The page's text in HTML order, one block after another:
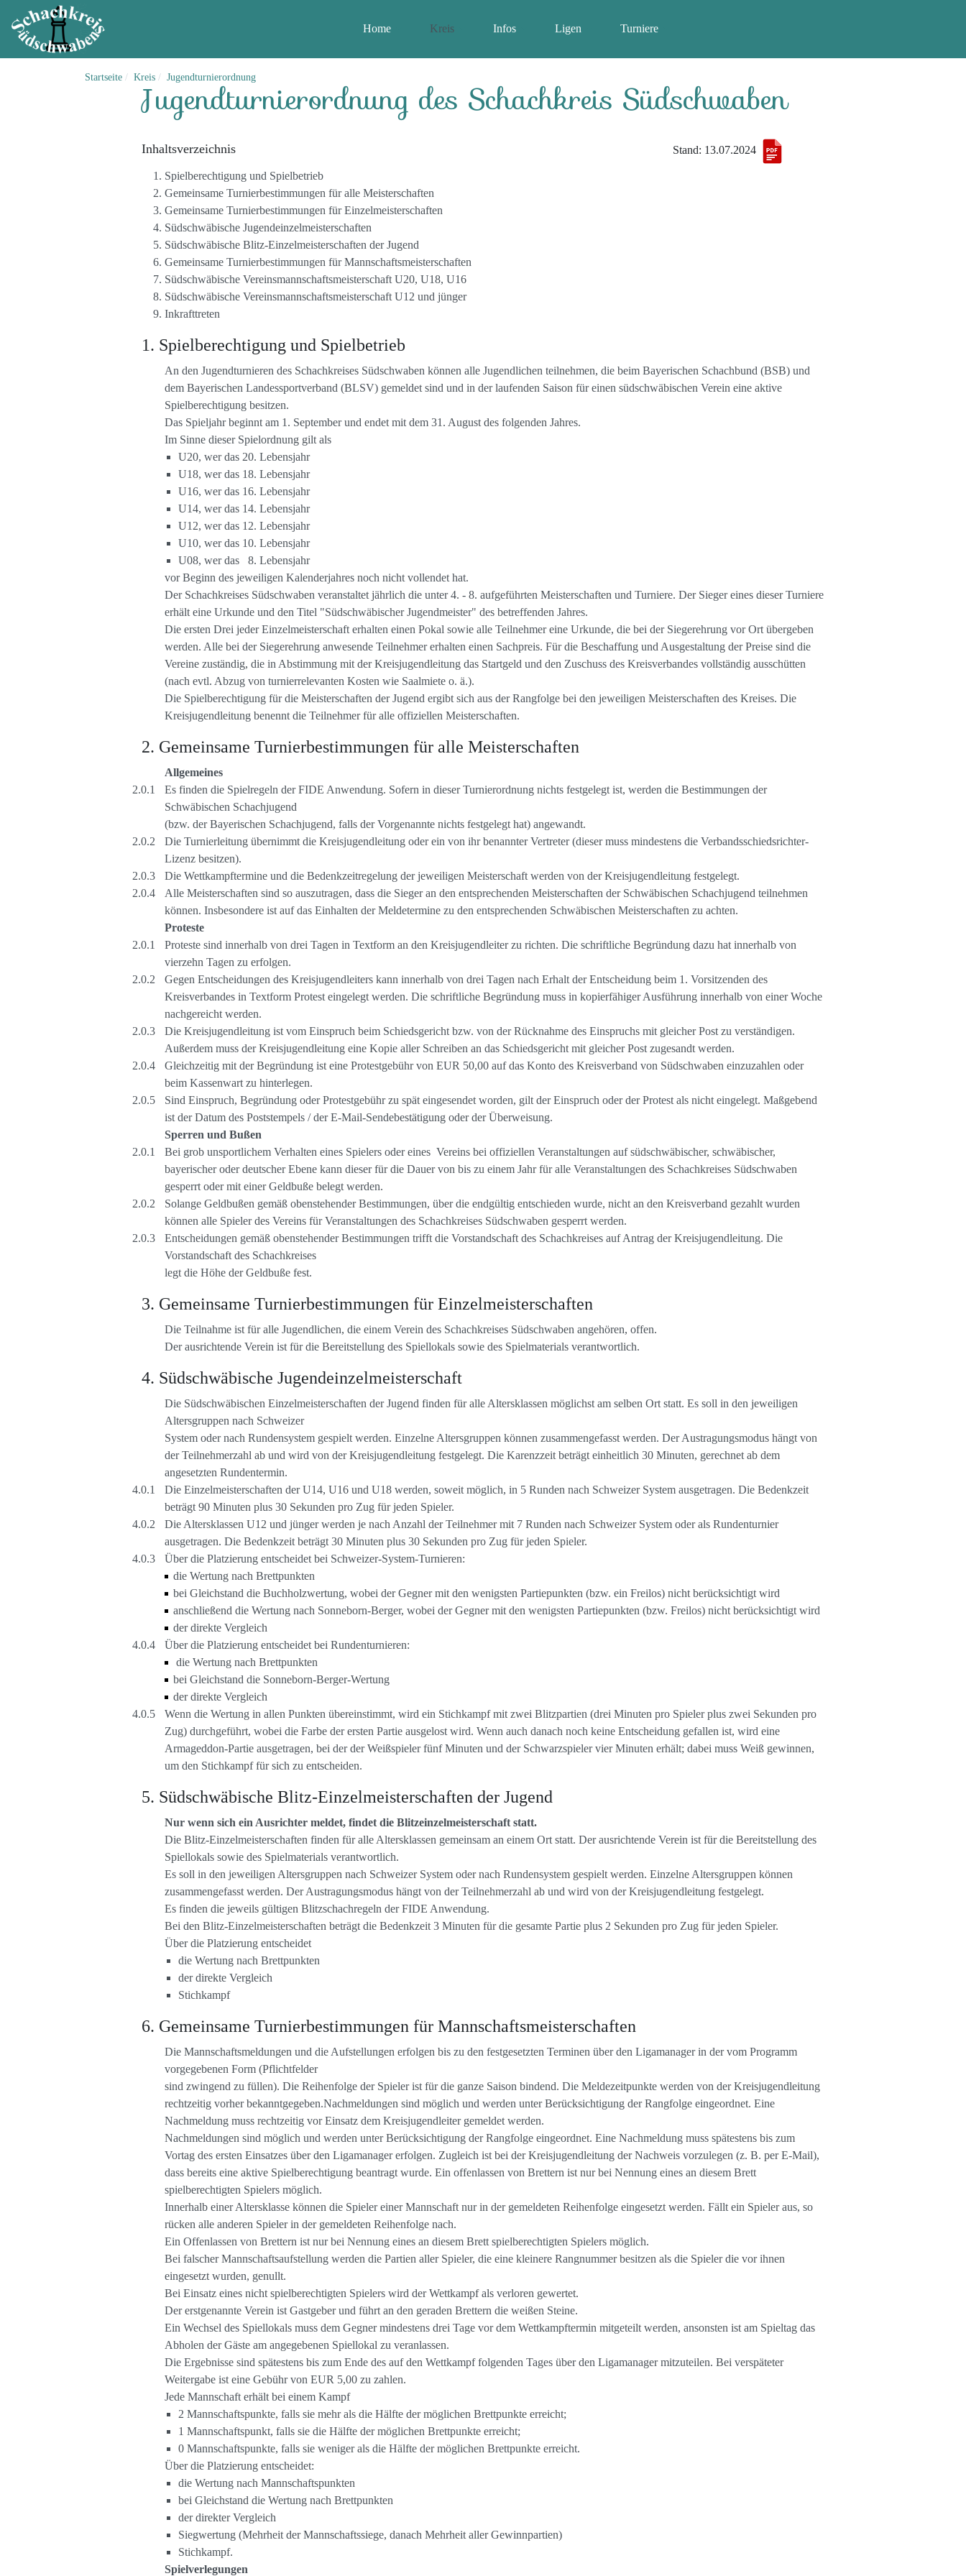
Home Kreis Infos Ligen Turniere
Startseite Kreis Jugendturnierordnung
Jugendturnierordnung des Schachkreis Südschwaben
Inhaltsverzeichnis Stand: 13.07.2024
Spielberechtigung und Spielbetrieb
Gemeinsame Turnierbestimmungen für alle Meisterschaften
Gemeinsame Turnierbestimmungen für Einzelmeisterschaften
Südschwäbische Jugendeinzelmeisterschaften
Südschwäbische Blitz-Einzelmeisterschaften der Jugend
Gemeinsame Turnierbestimmungen für Mannschaftsmeisterschaften
Südschwäbische Vereinsmannschaftsmeisterschaft U20, U18, U16
Südschwäbische Vereinsmannschaftsmeisterschaft U12 und jünger
Inkrafttreten
Spielberechtigung und Spielbetrieb
An den Jugendturnieren des Schachkreises Südschwaben können alle Jugendlichen teilnehmen, die beim Bayerischen Schachbund (BSB) und
dem Bayerischen Landessportverband (BLSV) gemeldet sind und in der laufenden Saison für einen südschwäbischen Verein eine aktive
Spielberechtigung besitzen.
Das Spieljahr beginnt am 1. September und endet mit dem 31. August des folgenden Jahres.
Im Sinne dieser Spielordnung gilt als
U20, wer das 20. Lebensjahr
U18, wer das 18. Lebensjahr
U16, wer das 16. Lebensjahr
U14, wer das 14. Lebensjahr
U12, wer das 12. Lebensjahr
U10, wer das 10. Lebensjahr
U08, wer das 8. Lebensjahr
vor Beginn des jeweiligen Kalenderjahres noch nicht vollendet hat.
Der Schachkreises Südschwaben veranstaltet jährlich die unter 4. - 8. aufgeführten Meisterschaften und Turniere. Der Sieger eines dieser Turniere
erhält eine Urkunde und den Titel "Südschwäbischer Jugendmeister" des betreffenden Jahres.
Die ersten Drei jeder Einzelmeisterschaft erhalten einen Pokal sowie alle Teilnehmer eine Urkunde, die bei der Siegerehrung vor Ort übergeben
werden. Alle bei der Siegerehrung anwesende Teilnehmer erhalten einen Sachpreis. Für die Beschaffung und Ausgestaltung der Preise sind die
Vereine zuständig, die in Abstimmung mit der Kreisjugendleitung das Startgeld und den Zuschuss des Kreisverbandes vollständig ausschütten
(nach evtl. Abzug von turnierrelevanten Kosten wie Saalmiete o. ä.).
Die Spielberechtigung für die Meisterschaften der Jugend ergibt sich aus der Rangfolge bei den jeweiligen Meisterschaften des Kreises. Die
Kreisjugendleitung benennt die Teilnehmer für alle offiziellen Meisterschaften.
Gemeinsame Turnierbestimmungen für alle Meisterschaften
Allgemeines
Es finden die Spielregeln der FIDE Anwendung. Sofern in dieser Turnierordnung nichts festgelegt ist, werden die Bestimmungen der
Schwäbischen Schachjugend
(bzw. der Bayerischen Schachjugend, falls der Vorgenannte nichts festgelegt hat) angewandt.
Die Turnierleitung übernimmt die Kreisjugendleitung oder ein von ihr benannter Vertreter (dieser muss mindestens die Verbandsschiedsrichter-
Lizenz besitzen).
Die Wettkampftermine und die Bedenkzeitregelung der jeweiligen Meisterschaft werden von der Kreisjugendleitung festgelegt.
Alle Meisterschaften sind so auszutragen, dass die Sieger an den entsprechenden Meisterschaften der Schwäbischen Schachjugend teilnehmen
können. Insbesondere ist auf das Einhalten der Meldetermine zu den entsprechenden Schwäbischen Meisterschaften zu achten.
Proteste
Proteste sind innerhalb von drei Tagen in Textform an den Kreisjugendleiter zu richten. Die schriftliche Begründung dazu hat innerhalb von
vierzehn Tagen zu erfolgen.
Gegen Entscheidungen des Kreisjugendleiters kann innerhalb von drei Tagen nach Erhalt der Entscheidung beim 1. Vorsitzenden des
Kreisverbandes in Textform Protest eingelegt werden. Die schriftliche Begründung muss in kopierfähiger Ausführung innerhalb von einer Woche
nachgereicht werden.
Die Kreisjugendleitung ist vom Einspruch beim Schiedsgericht bzw. von der Rücknahme des Einspruchs mit gleicher Post zu verständigen.
Außerdem muss der Kreisjugendleitung eine Kopie aller Schreiben an das Schiedsgericht mit gleicher Post zugesandt werden.
Gleichzeitig mit der Begründung ist eine Protestgebühr von EUR 50,00 auf das Konto des Kreisverband von Südschwaben einzuzahlen oder
beim Kassenwart zu hinterlegen.
Sind Einspruch, Begründung oder Protestgebühr zu spät eingesendet worden, gilt der Einspruch oder der Protest als nicht eingelegt. Maßgebend
ist der Datum des Poststempels / der E-Mail-Sendebestätigung oder der Überweisung.
Sperren und Bußen
Bei grob unsportlichem Verhalten eines Spielers oder eines Vereins bei offiziellen Veranstaltungen auf südschwäbischer, schwäbischer,
bayerischer oder deutscher Ebene kann dieser für die Dauer von bis zu einem Jahr für alle Veranstaltungen des Schachkreises Südschwaben
gesperrt oder mit einer Geldbuße belegt werden.
Solange Geldbußen gemäß obenstehender Bestimmungen, über die endgültig entschieden wurde, nicht an den Kreisverband gezahlt wurden
können alle Spieler des Vereins für Veranstaltungen des Schachkreises Südschwaben gesperrt werden.
Entscheidungen gemäß obenstehender Bestimmungen trifft die Vorstandschaft des Schachkreises auf Antrag der Kreisjugendleitung. Die
Vorstandschaft des Schachkreises
legt die Höhe der Geldbuße fest.
Gemeinsame Turnierbestimmungen für Einzelmeisterschaften
Die Teilnahme ist für alle Jugendlichen, die einem Verein des Schachkreises Südschwaben angehören, offen.
Der ausrichtende Verein ist für die Bereitstellung des Spiellokals sowie des Spielmaterials verantwortlich.
Südschwäbische Jugendeinzelmeisterschaft
Die Südschwäbischen Einzelmeisterschaften der Jugend finden für alle Altersklassen möglichst am selben Ort statt. Es soll in den jeweiligen
Altersgruppen nach Schweizer
System oder nach Rundensystem gespielt werden. Einzelne Altersgruppen können zusammengefasst werden. Der Austragungsmodus hängt von
der Teilnehmerzahl ab und wird von der Kreisjugendleitung festgelegt. Die Karenzzeit beträgt einheitlich 30 Minuten, gerechnet ab dem
angesetzten Rundentermin.
Die Einzelmeisterschaften der U14, U16 und U18 werden, soweit möglich, in 5 Runden nach Schweizer System ausgetragen. Die Bedenkzeit
beträgt 90 Minuten plus 30 Sekunden pro Zug für jeden Spieler.
Die Altersklassen U12 und jünger werden je nach Anzahl der Teilnehmer mit 7 Runden nach Schweizer System oder als Rundenturnier
ausgetragen. Die Bedenkzeit beträgt 30 Minuten plus 30 Sekunden pro Zug für jeden Spieler.
Über die Platzierung entscheidet bei Schweizer-System-Turnieren:
die Wertung nach Brettpunkten
bei Gleichstand die Buchholzwertung, wobei der Gegner mit den wenigsten Partiepunkten (bzw. ein Freilos) nicht berücksichtigt wird
anschließend die Wertung nach Sonneborn-Berger, wobei der Gegner mit den wenigsten Partiepunkten (bzw. Freilos) nicht berücksichtigt wird
der direkte Vergleich
Über die Platzierung entscheidet bei Rundenturnieren:
die Wertung nach Brettpunkten
bei Gleichstand die Sonneborn-Berger-Wertung
der direkte Vergleich
Wenn die Wertung in allen Punkten übereinstimmt, wird ein Stichkampf mit zwei Blitzpartien (drei Minuten pro Spieler plus zwei Sekunden pro
Zug) durchgeführt, wobei die Farbe der ersten Partie ausgelost wird. Wenn auch danach noch keine Entscheidung gefallen ist, wird eine
Armageddon-Partie ausgetragen, bei der der Weißspieler fünf Minuten und der Schwarzspieler vier Minuten erhält; dabei muss Weiß gewinnen,
um den Stichkampf für sich zu entscheiden.
Südschwäbische Blitz-Einzelmeisterschaften der Jugend
Nur wenn sich ein Ausrichter meldet, findet die Blitzeinzelmeisterschaft statt.
Die Blitz-Einzelmeisterschaften finden für alle Altersklassen gemeinsam an einem Ort statt. Der ausrichtende Verein ist für die Bereitstellung des
Spiellokals sowie des Spielmaterials verantwortlich.
Es soll in den jeweiligen Altersgruppen nach Schweizer System oder nach Rundensystem gespielt werden. Einzelne Altersgruppen können
zusammengefasst werden. Der Austragungsmodus hängt von der Teilnehmerzahl ab und wird von der Kreisjugendleitung festgelegt.
Es finden die jeweils gültigen Blitzschachregeln der FIDE Anwendung.
Bei den Blitz-Einzelmeisterschaften beträgt die Bedenkzeit 3 Minuten für die gesamte Partie plus 2 Sekunden pro Zug für jeden Spieler.
Über die Platzierung entscheidet
die Wertung nach Brettpunkten
der direkte Vergleich
Stichkampf
Gemeinsame Turnierbestimmungen für Mannschaftsmeisterschaften
Die Mannschaftsmeldungen und die Aufstellungen erfolgen bis zu den festgesetzten Terminen über den Ligamanager in der vom Programm
vorgegebenen Form (Pflichtfelder
sind zwingend zu füllen). Die Reihenfolge der Spieler ist für die ganze Saison bindend. Die Meldezeitpunkte werden von der Kreisjugendleitung
rechtzeitig vorher bekanntgegeben.Nachmeldungen sind möglich und werden unter Berücksichtigung der Rangfolge eingeordnet. Eine
Nachmeldung muss rechtzeitig vor Einsatz dem Kreisjugendleiter gemeldet werden.
Nachmeldungen sind möglich und werden unter Berücksichtigung der Rangfolge eingeordnet. Eine Nachmeldung muss spätestens bis zum
Vortag des ersten Einsatzes über den Ligamanager erfolgen. Zugleich ist bei der Kreisjugendleitung der Nachweis vorzulegen (z. B. per E-Mail),
dass bereits eine aktive Spielberechtigung beantragt wurde. Ein offenlassen von Brettern ist nur bei Nennung eines an diesem Brett
spielberechtigten Spielers möglich.
Innerhalb einer Altersklasse können die Spieler einer Mannschaft nur in der gemeldeten Reihenfolge eingesetzt werden. Fällt ein Spieler aus, so
rücken alle anderen Spieler in der gemeldeten Reihenfolge nach.
Ein Offenlassen von Brettern ist nur bei Nennung eines an diesem Brett spielberechtigten Spielers möglich.
Bei falscher Mannschaftsaufstellung werden die Partien aller Spieler, die eine kleinere Rangnummer besitzen als die Spieler die vor ihnen
eingesetzt wurden, genullt.
Bei Einsatz eines nicht spielberechtigten Spielers wird der Wettkampf als verloren gewertet.
Der erstgenannte Verein ist Gastgeber und führt an den geraden Brettern die weißen Steine.
Ein Wechsel des Spiellokals muss dem Gegner mindestens drei Tage vor dem Wettkampftermin mitgeteilt werden, ansonsten ist am Spieltag das
Abholen der Gäste am angegebenen Spiellokal zu veranlassen.
Die Ergebnisse sind spätestens bis zum Ende des auf den Wettkampf folgenden Tages über den Ligamanager mitzuteilen. Bei verspäteter
Weitergabe ist eine Gebühr von EUR 5,00 zu zahlen.
Jede Mannschaft erhält bei einem Kampf
2 Mannschaftspunkte, falls sie mehr als die Hälfte der möglichen Brettpunkte erreicht;
1 Mannschaftspunkt, falls sie die Hälfte der möglichen Brettpunkte erreicht;
0 Mannschaftspunkte, falls sie weniger als die Hälfte der möglichen Brettpunkte erreicht.
Über die Platzierung entscheidet:
die Wertung nach Mannschaftspunkten
bei Gleichstand die Wertung nach Brettpunkten
der direkter Vergleich
Siegwertung (Mehrheit der Mannschaftssiege, danach Mehrheit aller Gewinnpartien)
Stichkampf.
Spielverlegungen